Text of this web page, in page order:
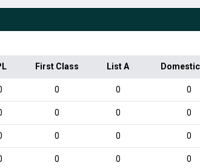
First Class List A
0 0 0
0 0 0
0 0 0
0 0 0